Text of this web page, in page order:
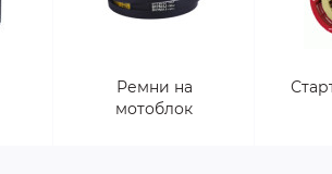
Ремни на
мотоблок